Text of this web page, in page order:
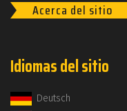
Acerca del sitio
Idiomas del sitio
Deutsch